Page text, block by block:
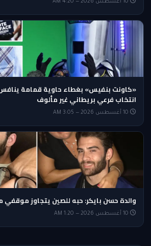
«كاونت بنفيس» بغطاء حاوية قمامة
انتخاب فرعي بريطاني غير مألوف
والدة حسن بايكر: حبه للصين يتجاوز موقفي